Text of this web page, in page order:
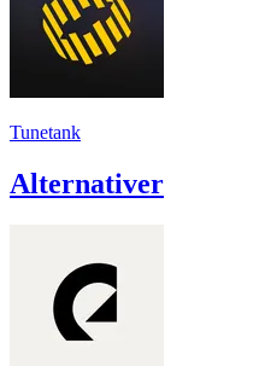
Tunetank
Alternativer